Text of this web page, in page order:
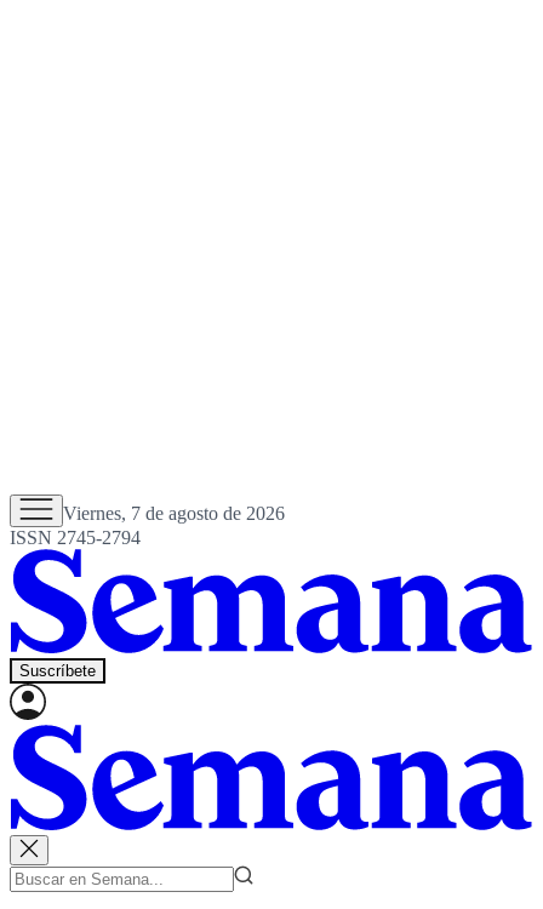
Viernes, 7 de agosto de 2026
ISSN 2745-2794
Suscríbete